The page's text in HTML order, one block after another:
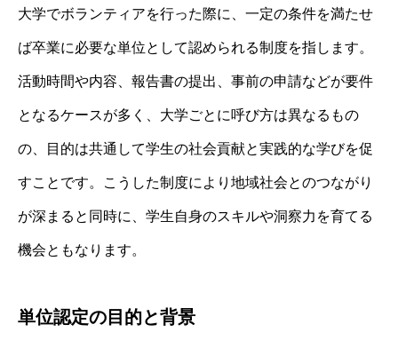
大学でボランティアを行った際に、一定の条件を満たせ
ば卒業に必要な単位として認められる制度を指します。
活動時間や内容、報告書の提出、事前の申請などが要件
となるケースが多く、大学ごとに呼び方は異なるもの
の、目的は共通して学生の社会貢献と実践的な学びを促
すことです。こうした制度により地域社会とのつながり
が深まると同時に、学生自身のスキルや洞察力を育てる
機会ともなります。
単位認定の目的と背景